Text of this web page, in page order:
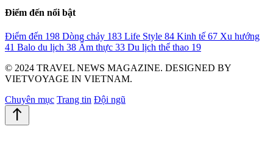
Điểm đến nổi bật
Điểm đến 198 Dòng chảy 183 Life Style 84 Kinh tế 67 Xu hướng
41 Balo du lịch 38 Ẩm thực 33 Du lịch thể thao 19
© 2024 TRAVEL NEWS MAGAZINE. DESIGNED BY
VIETVOYAGE IN VIETNAM.
Chuyên mục Trang tin Đội ngũ
north